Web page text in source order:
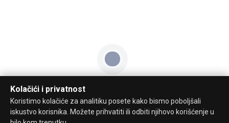
Kolačići i privatnost
Koristimo kolačiće za analitiku posete kako bismo poboljšali
iskustvo korisnika. Možete prihvatiti ili odbiti njihovo korišćenje u